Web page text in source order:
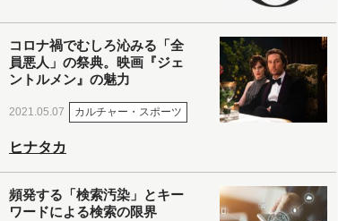
コロナ禍でむしろ沁みる「全
員悪人」の祭典。映画『ジェ
ントルメン』の魅力
2021.05.07 カルチャー・スポーツ
ヒナタカ
頻発する「検索汚染」とキー
ワードによる検索の限界